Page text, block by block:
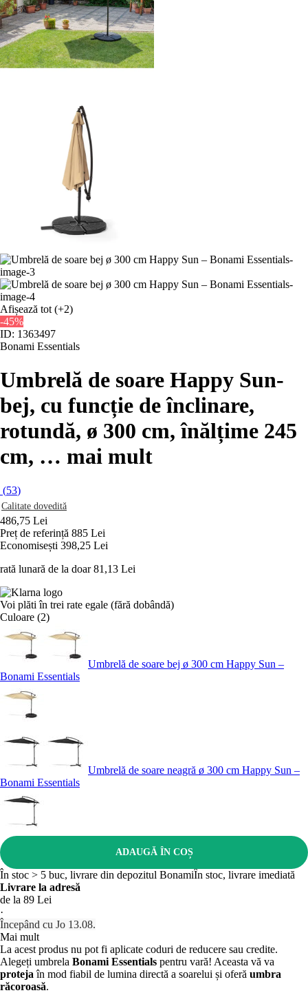
Afișează tot (+2)
-45%
ID: 1363497
Bonami Essentials
Umbrelă de soare Happy Sun-
bej, cu funcție de înclinare,
rotundă, ø 300 cm, înălțime 245
cm, … mai mult
(53)
Calitate dovedită
486,75 Lei
Preț de referință 885 Lei
Economisești 398,25 Lei
rată lunară de la doar 81,13 Lei
Voi plăti în trei rate egale (fără dobândă)
Culoare (2)
Umbrelă de soare bej ø 300 cm Happy Sun –
Bonami Essentials
Umbrelă de soare neagră ø 300 cm Happy Sun –
Bonami Essentials
ADAUGĂ ÎN COȘ
În stoc > 5 buc, livrare din depozitul BonamiÎn stoc, livrare imediată
Livrare la adresă
de la 89 Lei
·
Începând cu Jo 13.08.
Mai mult
La acest produs nu pot fi aplicate coduri de reducere sau credite.
Alegeți umbrela Bonami Essentials pentru vară! Aceasta vă va
proteja în mod fiabil de lumina directă a soarelui și oferă umbra
răcoroasă.